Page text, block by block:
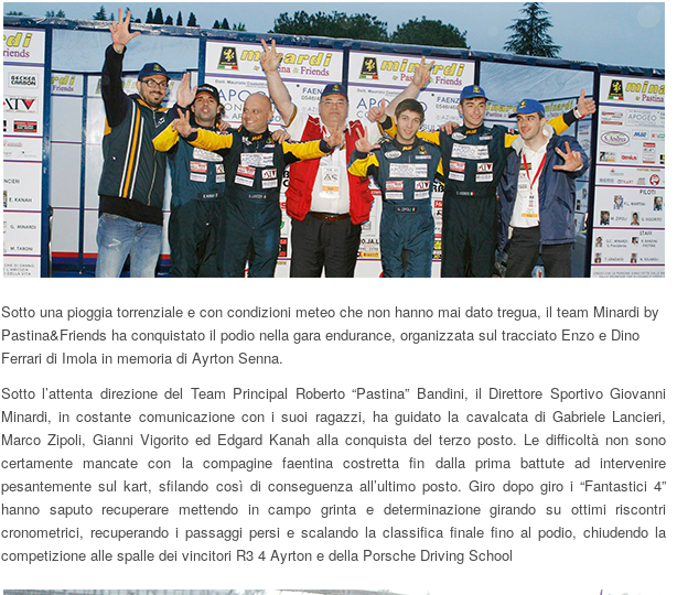
Sotto una pioggia torrenziale e con condizioni meteo che non hanno mai dato tregua, il team Minardi by
Pastina&Friends ha conquistato il podio nella gara endurance, organizzata sul tracciato Enzo e Dino
Ferrari di Imola in memoria di Ayrton Senna.
Sotto l’attenta direzione del Team Principal Roberto “Pastina” Bandini, il Direttore Sportivo Giovanni
Minardi, in costante comunicazione con i suoi ragazzi, ha guidato la cavalcata di Gabriele Lancieri,
Marco Zipoli, Gianni Vigorito ed Edgard Kanah alla conquista del terzo posto. Le difficoltà non sono
certamente mancate con la compagine faentina costretta fin dalla prima battute ad intervenire
pesantemente sul kart, sfilando così di conseguenza all’ultimo posto. Giro dopo giro i “Fantastici 4”
hanno saputo recuperare mettendo in campo grinta e determinazione girando su ottimi riscontri
cronometrici, recuperando i passaggi persi e scalando la classifica finale fino al podio, chiudendo la
competizione alle spalle dei vincitori R3 4 Ayrton e della Porsche Driving School